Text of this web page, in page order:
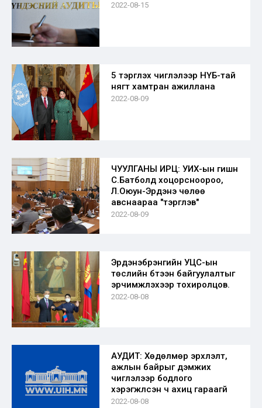
2022-08-15
5 тэргүүлэх чиглэлээр НҮБ-тай
нягт хамтран ажиллана
2022-08-09
ЧУУЛГАНЫ ИРЦ: УИХ-ын гишүүн
С.Батболд хоцорсноороо,
Л.Оюун-Эрдэнэ чөлөө
авснаараа "тэргүүлэв"
2022-08-09
Эрдэнэбүрэнгийн УЦС-ын
төслийн бүтээн байгуулалтыг
эрчимжүүлэхээр тохиролцов.
2022-08-08
АУДИТ: Хөдөлмөр эрхлэлт,
ажлын байрыг дэмжих
чиглэлээр бодлого
хэрэгжүүлсэн ч ахиц гараагүй
2022-08-08